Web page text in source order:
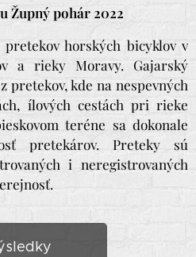
Župný pohár 2022
horských bicyklov v
a rieky Moravy. Gajarský
pretekov, kde na nespevných
ílových cestách pri rieke
teréne sa dokonale
pretekárov. Preteky sú
i neregistrovaných